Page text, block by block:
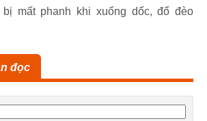
mất phanh khi xuống dốc, đổ đèo
đọc